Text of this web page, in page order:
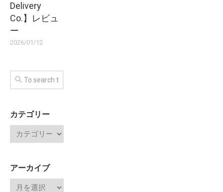
Delivery
Co.】レビュ
ー
2026/01/12
カテゴリー
アーカイブ